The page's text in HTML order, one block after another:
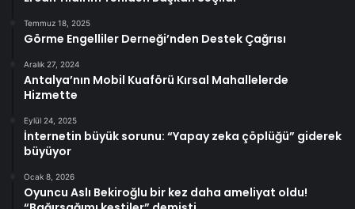
Temmuz 18, 2025
Görme Engelliler Derneği’nden Destek Çağrısı
Aralık 27, 2024
Antalya’nın Mobil Kuaförü Kırsal Mahallelerde
Hizmette
Eylül 24, 2025
İnternetin büyük sorunu: “Yapay zeka çöplüğü” giderek
büyüyor
Ocak 8, 2026
Oyuncu Aslı Bekiroğlu bir kez daha ameliyat oldu!